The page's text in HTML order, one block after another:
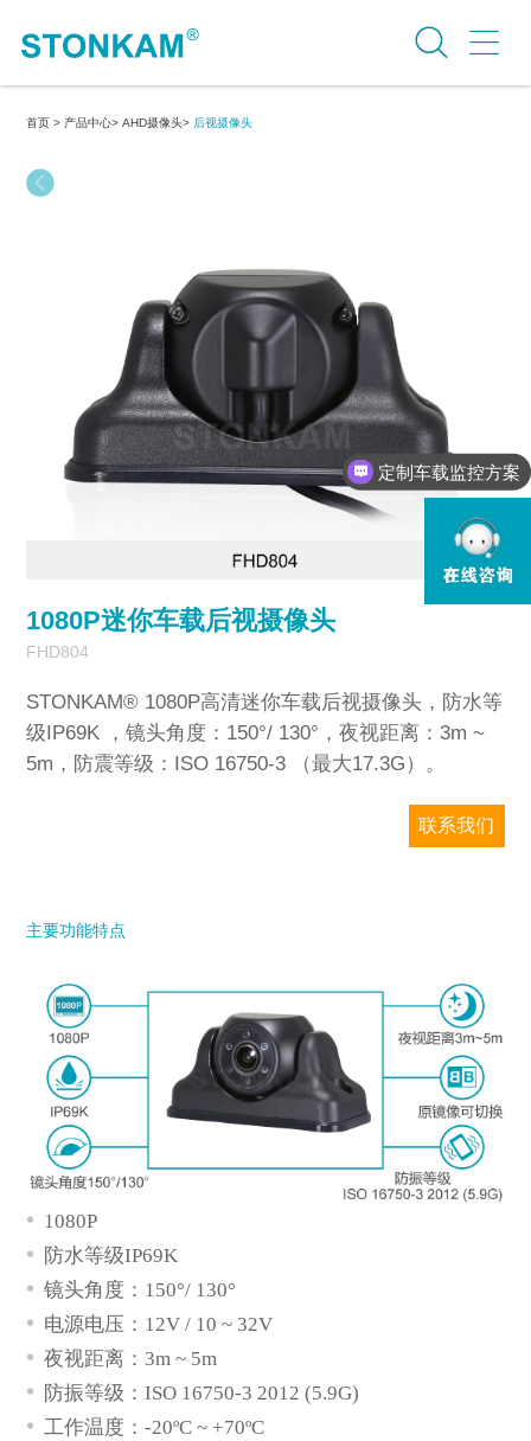
首页 > 产品中心> AHD摄像头> 后视摄像头
2/2
1080P迷你车载后视摄像头
FHD804
STONKAM® 1080P高清迷你车载后视摄像头，防水等
级IP69K ，镜头角度：150°/ 130°，夜视距离：3m ~
5m，防震等级：ISO 16750-3 （最大17.3G​）。
联系我们
欢迎留言*
描述*
主要功能特点
1080P
防水等级IP69K
镜头角度：150°/ 130°
电源电压：12V / 10 ~ 32V
夜视距离：3m ~ 5m
防振等级：ISO 16750-3 2012 (5.9G)
工作温度：-20ºC~ +70ºC
定制车载监控方案